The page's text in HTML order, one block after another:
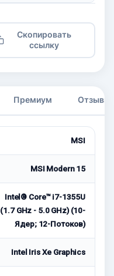
Скопировать
ссылку
Премиум Отзывы
MSI
MSI Modern 15
Intel® Core™ i7-1355U
(1.7 GHz - 5.0 GHz) (10-
Ядeр; 12-Потоков)
Intel Iris Xe Graphics